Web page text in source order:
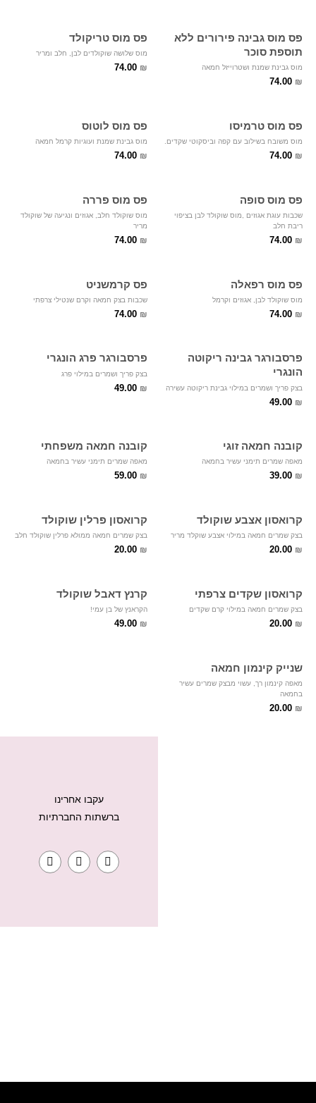
פס מוס גבינה פירורים ללא
תוספת סוכר
74.00 ₪
מוס גבינת שמנת ושטרוייזל חמאה
פס מוס טריקולד
74.00 ₪
מוס שלושה שוקולדים לבן, חלב ומריר
פס מוס טרמיסו
74.00 ₪
מוס משובח בשילוב עם קפה וביסקוטי שקדים.
פס מוס לוטוס
74.00 ₪
מוס גבינת שמנת ועוגיות קרמל חמאה
פס מוס סופה
74.00 ₪
שכבות עוגת אגוזים ,מוס שוקולד לבן בציפוי
ריבת חלב
פס מוס פררה
74.00 ₪
מוס שוקולד חלב, אגוזים ונגיעה של שוקולד
מריר
פס מוס רפאלה
74.00 ₪
מוס שוקולד לבן, אגוזים וקרמל
פס קרמשניט
74.00 ₪
שכבות בצק חמאה וקרם שנטילי צרפתי
פרסבורגר גבינה ריקוטה
הונגרי
49.00 ₪
בצק פריך ושמרים במילוי גבינת ריקוטה עשירה
פרסבורגר פרג הונגרי
49.00 ₪
בצק פריך ושמרים במילוי פרג
קובנה חמאה זוגי
39.00 ₪
מאפה שמרים תימני עשיר בחמאה
קובנה חמאה משפחתי
59.00 ₪
מאפה שמרים תימני עשיר בחמאה
קרואסון אצבע שוקולד
20.00 ₪
בצק שמרים חמאה במילוי אצבע שוקלד מריר
קרואסון פרלין שוקולד
20.00 ₪
בצק שמרים חמאה ממולא פרלין שוקולד חלב
קרואסון שקדים צרפתי
20.00 ₪
בצק שמרים חמאה במילוי קרם שקדים
קרנץ דאבל שוקולד
49.00 ₪
הקראנץ של בן עמי!
שנייק קינמון חמאה
20.00 ₪
מאפה קינמון רך, עשוי מבצק שמרים עשיר
בחמאה
עקבו אחרינו
ברשתות החברתיות